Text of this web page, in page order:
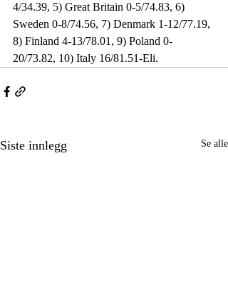
4/34.39, 5) Great Britain 0-5/74.83, 6)
Sweden 0-8/74.56, 7) Denmark 1-12/77.19,
8) Finland 4-13/78.01, 9) Poland 0-
20/73.82, 10) Italy 16/81.51-Eli.
Siste innlegg Se alle